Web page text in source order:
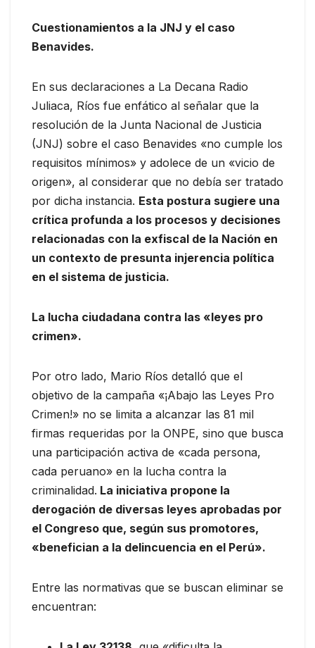
Cuestionamientos a la JNJ y el caso
Benavides.
En sus declaraciones a La Decana Radio
Juliaca, Ríos fue enfático al señalar que la
resolución de la Junta Nacional de Justicia
(JNJ) sobre el caso Benavides «no cumple los
requisitos mínimos» y adolece de un «vicio de
origen», al considerar que no debía ser tratado
por dicha instancia. Esta postura sugiere una
crítica profunda a los procesos y decisiones
relacionadas con la exfiscal de la Nación en
un contexto de presunta injerencia política
en el sistema de justicia.
La lucha ciudadana contra las «leyes pro
crimen».
Por otro lado, Mario Ríos detalló que el
objetivo de la campaña «¡Abajo las Leyes Pro
Crimen!» no se limita a alcanzar las 81 mil
firmas requeridas por la ONPE, sino que busca
una participación activa de «cada persona,
cada peruano» en la lucha contra la
criminalidad. La iniciativa propone la
derogación de diversas leyes aprobadas por
el Congreso que, según sus promotores,
«benefician a la delincuencia en el Perú».
Entre las normativas que se buscan eliminar se
encuentran: